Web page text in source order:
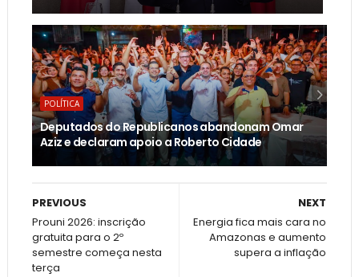
POLÍTICA
Deputados do Republicanos abandonam Omar
Aziz e declaram apoio a Roberto Cidade
NEXT
Energia fica mais cara no
Amazonas e aumento
supera a inflação
PREVIOUS
Prouni 2026: inscrição
gratuita para o 2º
semestre começa nesta
terça